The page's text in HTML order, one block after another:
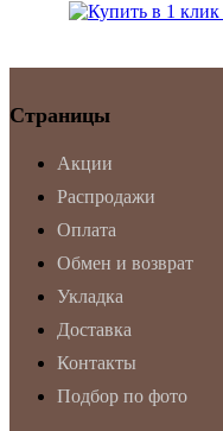
Страницы
Акции
Распродажи
Оплата
Обмен и возврат
Укладка
Доставка
Контакты
Подбор по фото